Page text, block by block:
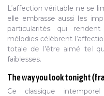
L’affection véritable ne se
elle embrasse aussi les
particularités qui
mélodies célèbrent
totale de l’être aimé tel
faiblesses.
The way you look tonight
Ce classique